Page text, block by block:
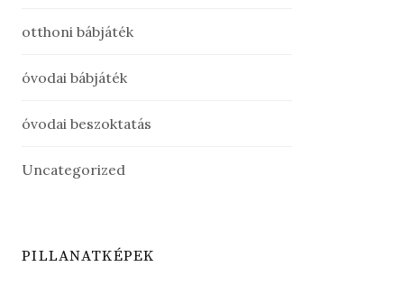
otthoni bábjáték
óvodai bábjáték
óvodai beszoktatás
Uncategorized
PILLANATKÉPEK